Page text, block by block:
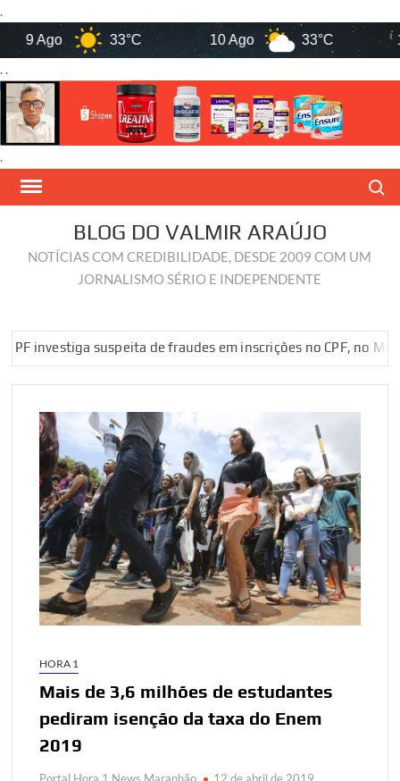
.
9 Ago 33°C 10 Ago 33°C 11
. .
.
Skip
BLOG DO VALMIR ARAÚJO
NOTÍCIAS COM CREDIBILIDADE, DESDE 2009 COM UM
JORNALISMO SÉRIO E INDEPENDENTE
suspeita de fraudes em inscrições no CPF, no Maranhão
HORA 1
Mais de 3,6 milhões de estudantes
pediram isenção da taxa do Enem
2019